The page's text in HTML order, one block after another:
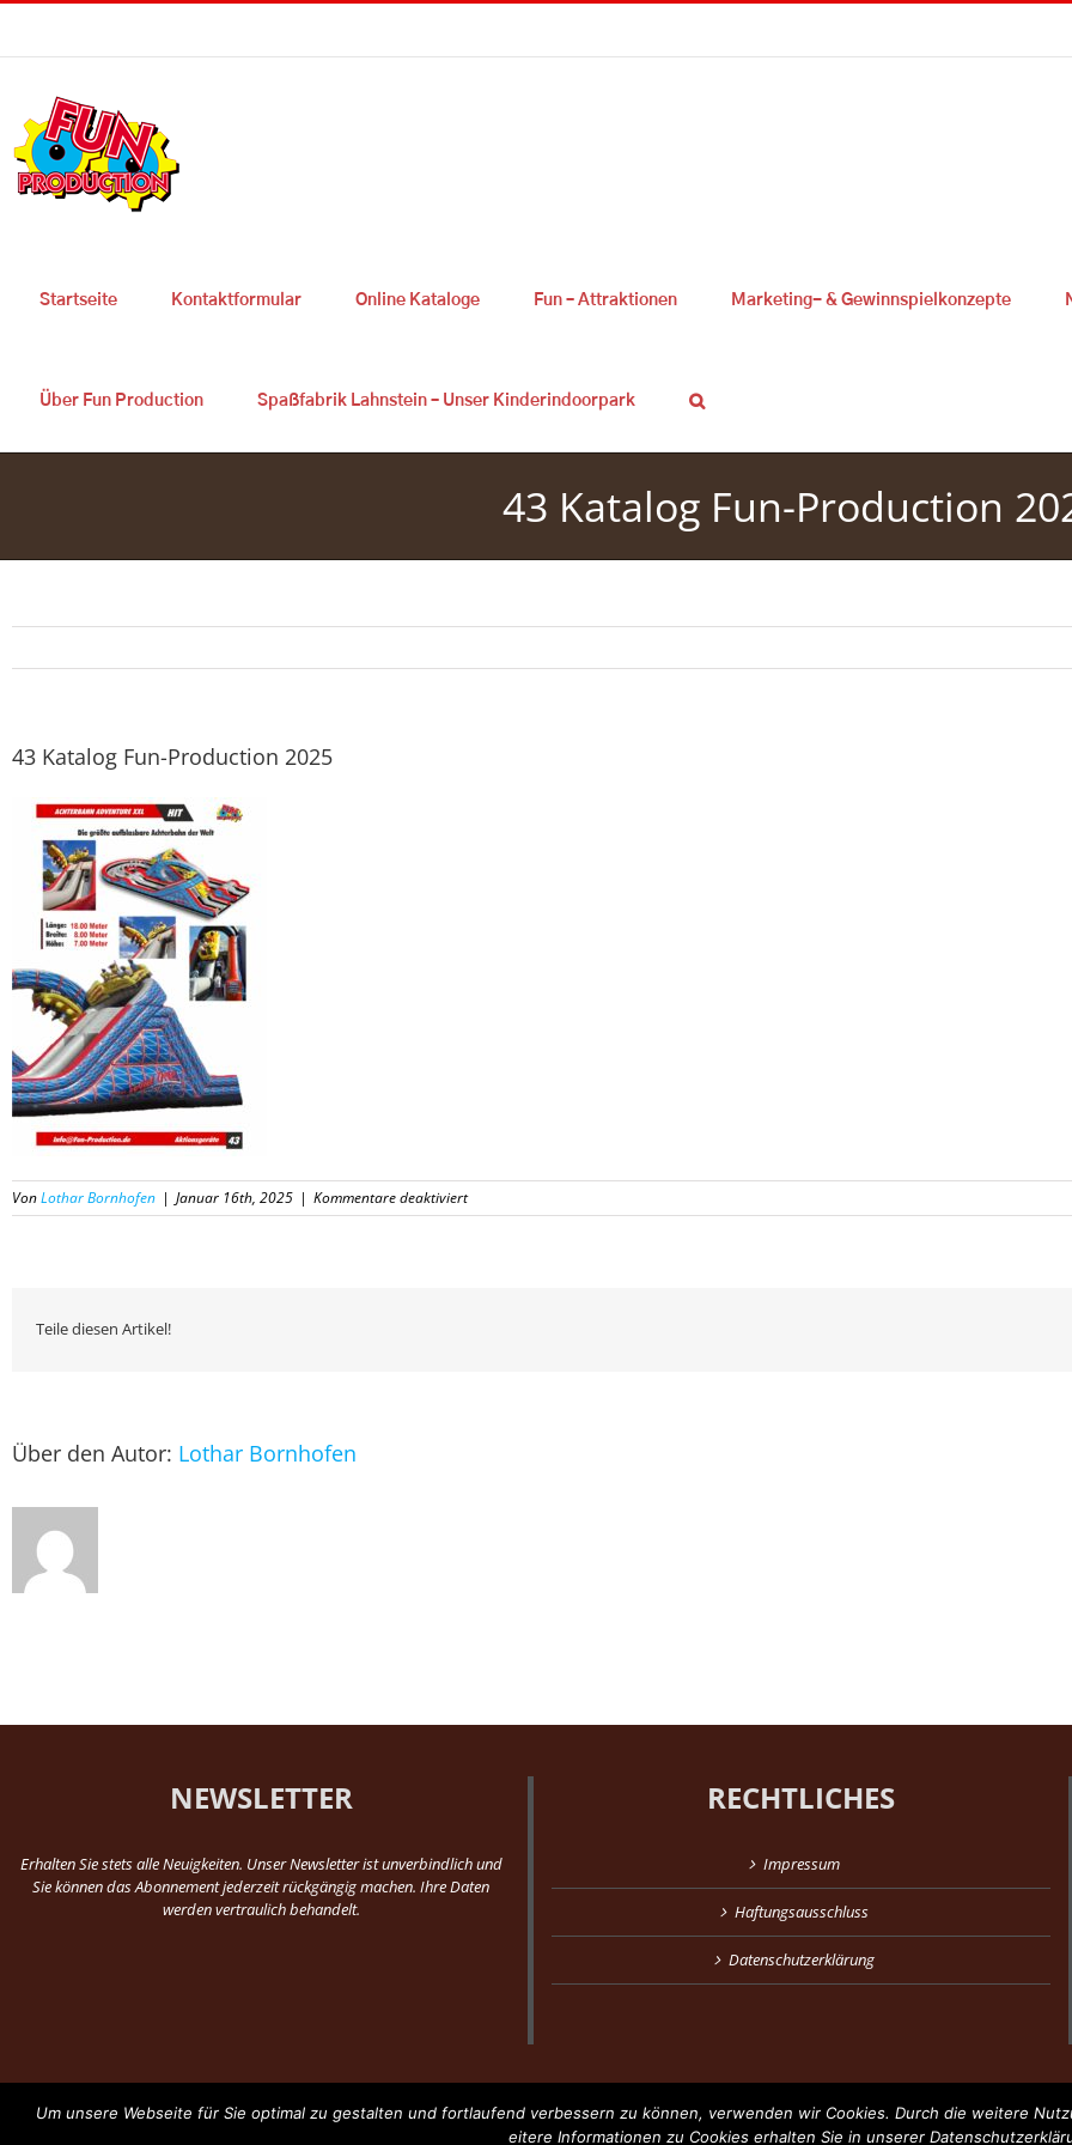
Skip
content
Startseite Kontaktformular Online Kataloge Fun – Attraktionen Marketing- & Gewinnspielkonzepte
Über Fun Production Spaßfabrik Lahnstein – Unser Kinderindoorpark
43 Katalog Fun-Production
43 Katalog Fun-Production 2025
VonLothar Bornhofen | Januar 16th, 2025 | Kommentare deaktiviertfür
43
Teile diesen Artikel!
Über den Autor: Lothar Bornhofen
NEWSLETTER
Erhalten Sie stets alle Neuigkeiten. Unser Newsletter ist unverbindlich und
Sie können das Abonnement jederzeit rückgängig machen. Ihre Daten
werden vertraulich behandelt.
RECHTLICHES
Impressum
Haftungsausschluss
Datenschutzerklärung
Um unsere Webseite für Sie optimal zu gestalten und fortlaufend verbessern zu können, verwenden wir Cookies. Durch die weitere
eitere Informationen zu Cookies erhalten Sie in unserer